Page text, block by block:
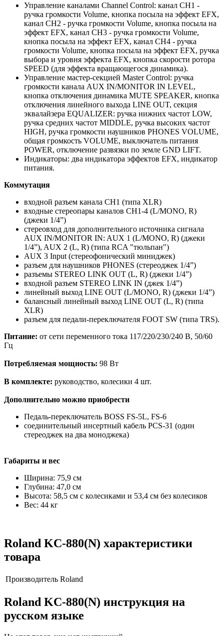
Управление каналами Channel Control: канал CH1 -
ручка громкости Volume, кнопка посыла на эффект EFX,
канал CH2 - ручка громкости Volume, кнопка посыла на
эффект EFX, канал CH3 - ручка громкости Volume,
кнопка посыла на эффект EFX, канал CH4 - ручка
громкости Volume, кнопка посыла на эффект EFX, ручка
выбора и уровня эффекта EFX, кнопка скорости ротора
SPEED (для эффекта вращающегося динамика).
Управление мастер-секцией Master Control: ручка
громкости канала AUX IN/MONITOR IN LEVEL,
кнопка отключения динамика MUTE SPEAKER, кнопка
отключения линейного выхода LINE OUT, секция
эквалайзера EQUALIZER: ручка нижних частот LOW,
ручка средних частот MIDDLE, ручка высоких частот
HIGH, ручка громкости наушников PHONES VOLUME,
общая громкость VOLUME, выключатель питания
POWER, отключение развязки по земле GND LIFT.
Индикаторы: два индикатора эффектов EFX, индикатор
питания.
Коммутация
входной разъем канала CH1 (типа XLR)
входные стереопары каналов CH1-4 (L/MONO, R)
(джеки 1/4”)
стереовход для дополнительного источника сигнала
AUX IN/MONITOR IN: AUX 1 (L/MONO, R) (джеки
1/4”), AUX 2 (L, R) (типа RCA "тюльпан")
AUX 3 Input (стереофонический миниджек)
разъем для наушников PHONES (стереоджек 1/4”)
разъемы STEREO LINK OUT (L, R) (джеки 1/4”)
входной разъем STEREO LINK IN (джек 1/4”)
линейный выход LINE OUT (L/MONO, R) (джеки 1/4”)
балансный линейный выход LINE OUT (L, R) (типа
XLR)
разъем для педали-переключателя FOOT SW (типа TRS).
Питание: от сети переменного тока 117/220/230/240 В, 50/60
Гц
Потребляемая мощность: 98 Вт
В комплекте: руководство, колесики 4 шт.
Дополнительно можно приобрести
Педаль-переключатель BOSS FS-5L, FS-6
соединительный инсертный кабель PCS-31 (один
стереоджек на два моноджека)
Габариты и вес
Ширина: 75,9 см
Глубина: 47,0 см
Высота: 58,5 см с колесиками и 53,4 см без колесиков
Вес: 44 кг
Roland KC-880(N) характеристики
товара
Производитель Roland
Roland KC-880(N) инструкция на
русском языке